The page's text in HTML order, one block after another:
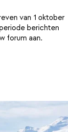
van 1 oktober
berichten
forum aan.